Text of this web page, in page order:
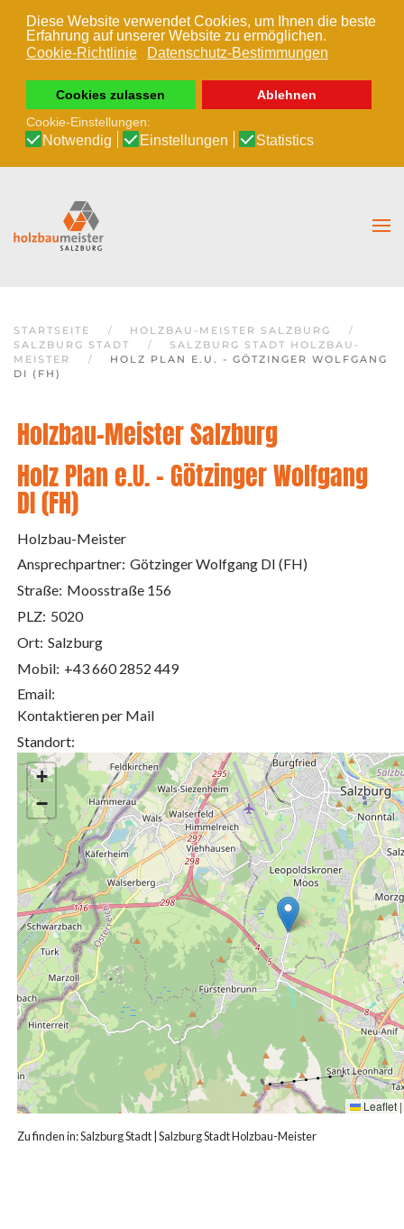
Diese Website verwendet Cookies, um Ihnen die beste
Erfahrung auf unserer Website zu ermöglichen.
Cookie-Richtlinie
Datenschutz-Bestimmungen
Cookies zulassen
Ablehnen
Cookie-Einstellungen:
Notwendig Einstellungen Statistics
Zum Hauptinhalt springen
STARTSEITE
HOLZBAU-MEISTER SALZBURG
SALZBURG STADT
SALZBURG STADT HOLZBAU-
MEISTER
HOLZ PLAN E.U. - GÖTZINGER WOLFGANG
DI (FH)
Holzbau-Meister Salzburg
Holz Plan e.U. - Götzinger Wolfgang
DI (FH)
Holzbau-Meister
Ansprechpartner: Götzinger Wolfgang DI (FH)
Straße: Moosstraße 156
PLZ: 5020
Ort: Salzburg
Mobil: +43 660 2852 449
Email:
Kontaktieren per Mail
Standort:
+
−
Leaflet |
Zu finden in:Salzburg Stadt Salzburg Stadt Holzbau-Meister